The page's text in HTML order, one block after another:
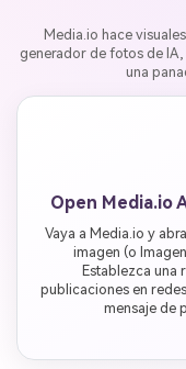
Media.io hace
generador de fotos de
una
Open Media.io
Vaya a Media.io y
imagen (o
Establezca una
publicaciones en
mensaje de